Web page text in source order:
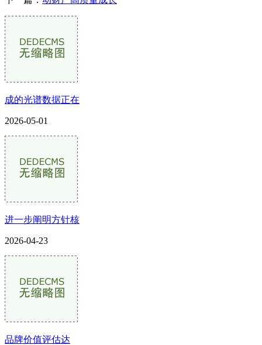
成的光谱数据正在
2026-05-01
进一步阐明方针核
2026-04-23
品牌价值评估达